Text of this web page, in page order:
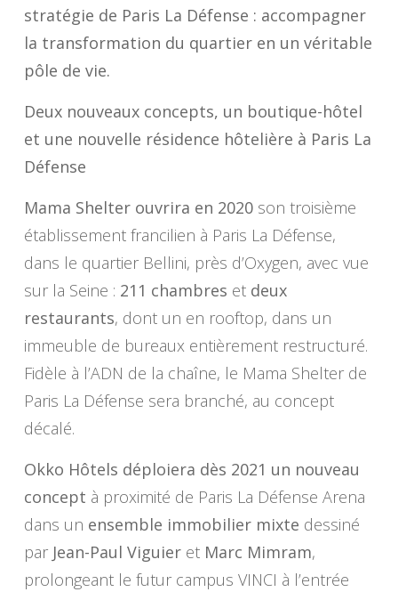
stratégie de Paris La Défense : accompagner
la transformation du quartier en un véritable
pôle de vie.
Deux nouveaux concepts, un boutique-hôtel
et une nouvelle résidence hôtelière à Paris La
Défense
Mama Shelter ouvrira en 2020son troisième
établissement francilien à Paris La Défense,
dans le quartier Bellini, près d’Oxygen, avec vue
sur la Seine : 211 chambres et deux
restaurants, dont un en rooftop, dans un
immeuble de bureaux entièrement restructuré.
Fidèle à l’ADN de la chaîne, le Mama Shelter de
Paris La Défense sera branché, au concept
décalé.
Okko Hôtels déploiera dès 2021 un nouveau
concept à proximité de Paris La Défense Arena
dans un ensemble immobilier mixte dessiné
par Jean-Paul Viguieret Marc Mimram,
prolongeant le futur campus VINCI à l’entrée